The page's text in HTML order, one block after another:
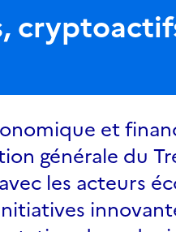
et
générale du
les acteurs